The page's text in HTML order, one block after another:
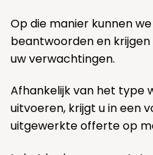
Op die manier kunnen
beantwoorden en krijgen
uw verwachtingen.
Afhankelijk van het type
uitvoeren, krijgt u in een
uitgewerkte offerte op